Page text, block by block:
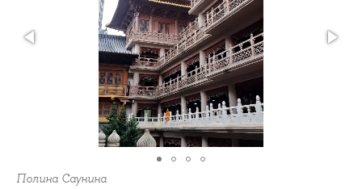
Полина Саунина